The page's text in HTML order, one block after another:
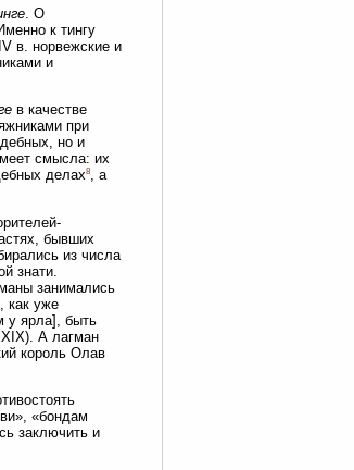
. О
к тингу
в. норвежские и
и
в качестве
при
но и
смысла: их
делах8, а
бывших
из числа
знати.
занимались
как уже
у ярла], быть
А лагман
король Олав
«бондам
заключить и